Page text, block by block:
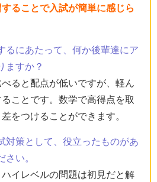
ることで入試が簡単に感じら
るにあたって、何か後輩達にア
ますか？
ると配点が低いですが、軽ん
ことです。数学で高得点を取
をつけることができます。
対策として、役立ったものがあ
い。
イレベルの問題は初見だと解